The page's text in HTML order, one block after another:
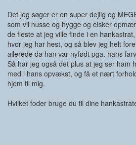
Det jeg søger er en super dejlig og
som vil nusse og hygge og elsker
de fleste at jeg ville finde i en
hvor jeg har hest, og så blev jeg helt
allerede da han var nyfødt pga. hans
Så har jeg også det plus at jeg ser ham
med i hans opvækst, og få et nært
hjem til mig.
Hvilket foder bruge du til dine